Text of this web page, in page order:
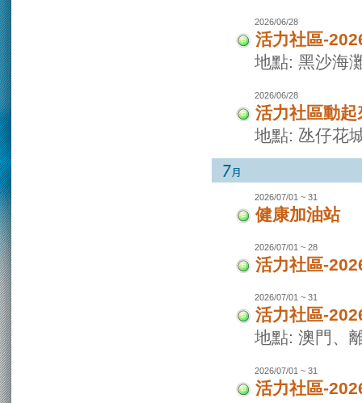
2026/06/28
活力社區-
地點: 黑沙海
2026/06/28
活力社區動
地點: 氹仔花
2026/07/01 ~ 31
健康加油站
2026/07/01 ~ 28
活力社區-
2026/07/01 ~ 31
活力社區-
地點: 澳門、
2026/07/01 ~ 31
活力社區-